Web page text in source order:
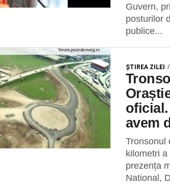
Guvern,
posturilor
publice...
ŞTIREA ZILEI
avem
Tronsonul
kilometri
prezența
National,